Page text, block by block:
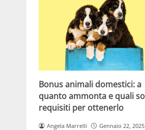
Bonus animali domestici: a
quanto ammonta e quali
requisiti per ottenerlo
Angela Marrelli Gennaio 22, 2025